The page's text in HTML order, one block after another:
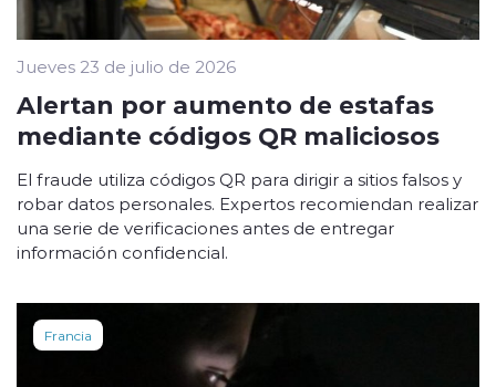
Jueves 23 de julio de 2026
Alertan por aumento de estafas
mediante códigos QR maliciosos
El fraude utiliza códigos QR para dirigir a sitios falsos y
robar datos personales. Expertos recomiendan realizar
una serie de verificaciones antes de entregar
información confidencial.
Francia